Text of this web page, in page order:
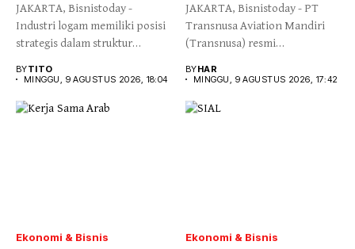
JAKARTA, Bisnistoday -
Industri logam memiliki posisi
strategis dalam struktur
BYTITO
MINGGU, 9 AGUSTUS 2026, 18:04
JAKARTA, Bisnistoday - PT
Transnusa Aviation Mandiri
(Transnusa) resmi
perdana...
BYHAR
MINGGU, 9 AGUSTUS 2026, 17:42
Ekonomi & Bisnis Ekonomi & Bisnis